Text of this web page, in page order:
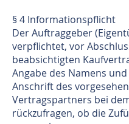
§ 4 Informationspflicht
Der Auftraggeber
verpflichtet, vor
beabsichtigten
Angabe des Namens
Anschrift des
Vertragspartners bei
rückzufragen, ob die